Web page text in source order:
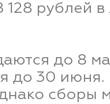
128 рублей
до 8
до 30 июня.
сборы